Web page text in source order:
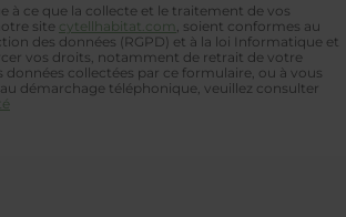
à ce que la collecte et le traitement de vos
site cytellhabitat.com , soient conformes au
des données (RGPD) et à la loi Informatique et
vos droits, notamment de retrait de votre
collectées par ce formulaire, ou à vous
démarchage téléphonique, veuillez consulter